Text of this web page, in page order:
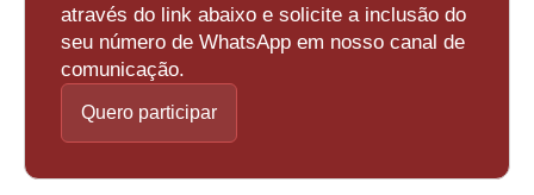
através do link abaixo e solicite a inclusão do
seu número de WhatsApp em nosso canal de
comunicação.
Quero participar